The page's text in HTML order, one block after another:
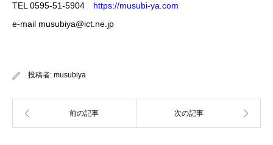
TEL 0595-51-5904 https://musubi-ya.com
e-mail musubiya@ict.ne.jp
投稿者: musubiya